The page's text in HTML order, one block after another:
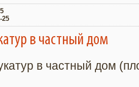
25
в частный дом
в частный дом